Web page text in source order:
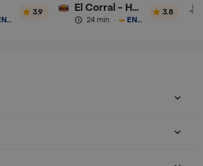
ENVÍO GRATIS
3.9 El Corral - Hamburguesa
24 min · ENVÍO GRATIS
3.8